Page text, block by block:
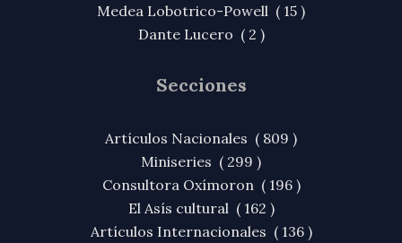
Medea Lobotrico-Powell ( 15 )
Dante Lucero ( 2 )
Secciones
Artículos Nacionales ( 809 )
Miniseries ( 299 )
Consultora Oxímoron ( 196 )
El Asís cultural ( 162 )
Artículos Internacionales ( 136 )